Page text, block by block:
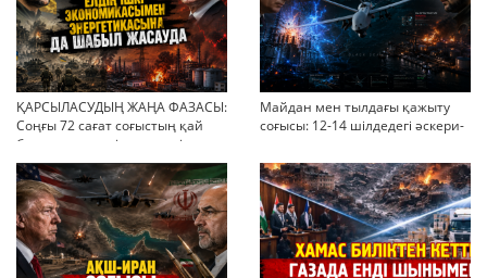
ҚАРСЫЛАСУДЫҢ ЖАҢА ФАЗАСЫ:
Соңғы 72 сағат соғыстың қай
бағытқа кеткенін көрсетті
Майдан мен тылдағы қажыту
соғысы: 12-14 шілдедегі әскери-